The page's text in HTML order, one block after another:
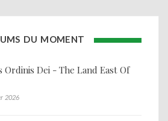
DU MOMENT
Ordinis Dei - The Land East Of
2026